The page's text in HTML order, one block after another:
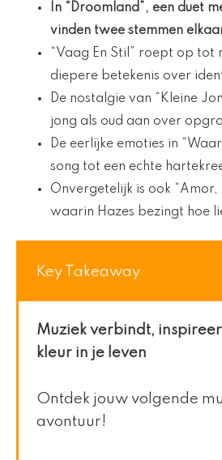
In “Droomland”, een duet
vinden twee stemmen
“Vaag En Stil” roept op tot
diepere betekenis over
De nostalgie van “Kleine
jong als oud aan over
De eerlijke emoties in
song tot een echte
Onvergetelijk is ook “Amor,
waarin Hazes bezingt hoe
Key Takeaway
Muziek verbindt,
kleur in je leven
Ontdek jouw volgende
avontuur!